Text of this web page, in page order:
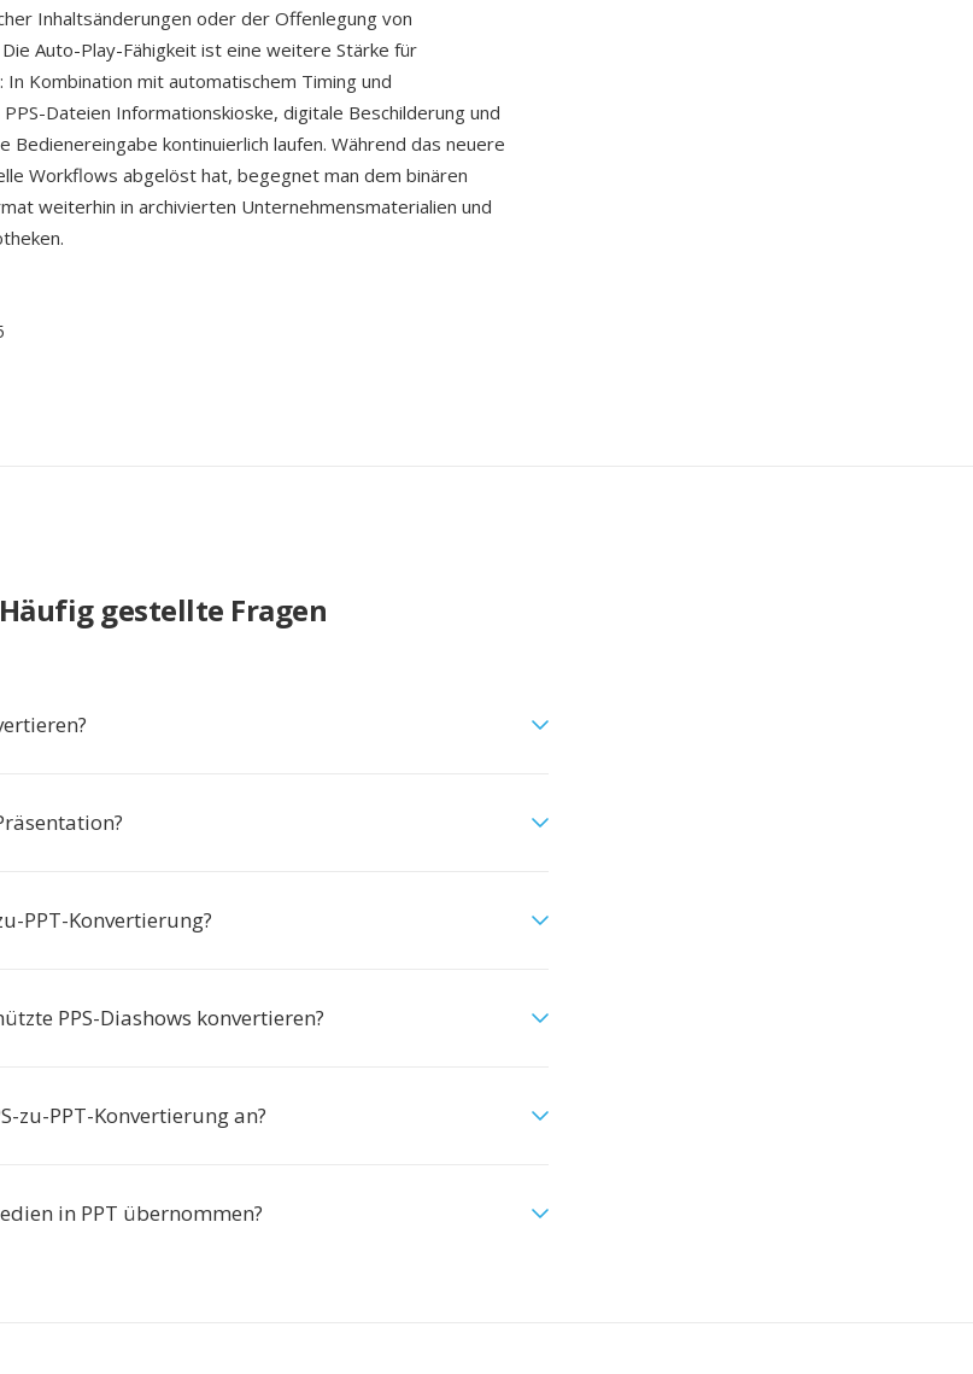
Inhaltsänderungen oder der Offenlegung von
Auto-Play-Fähigkeit ist eine weitere Stärke für
In Kombination mit automatischem Timing und
Dateien Informationskioske, digitale Beschilderung und
Bedienereingabe kontinuierlich laufen. Während das neuere
Workflows abgelöst hat, begegnet man dem binären
weiterhin in archivierten Unternehmensmaterialien und
Häufig gestellte Fragen
PPT-Konvertierung?
PPS-Diashows konvertieren?
zu-PPT-Konvertierung an?
in PPT übernommen?